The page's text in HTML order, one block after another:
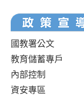
國教署公文
教育儲蓄專戶
內部控制
資安專區